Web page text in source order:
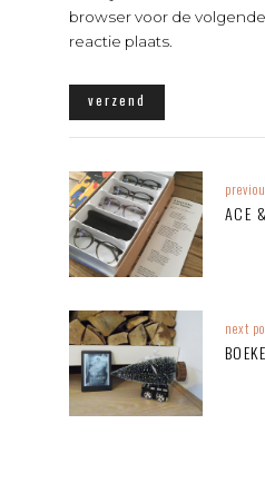
browser voor de
reactie plaats.
ACE
next